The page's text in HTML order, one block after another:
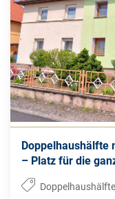
Doppelhaushälfte
– Platz für die
Doppelhaushälfte